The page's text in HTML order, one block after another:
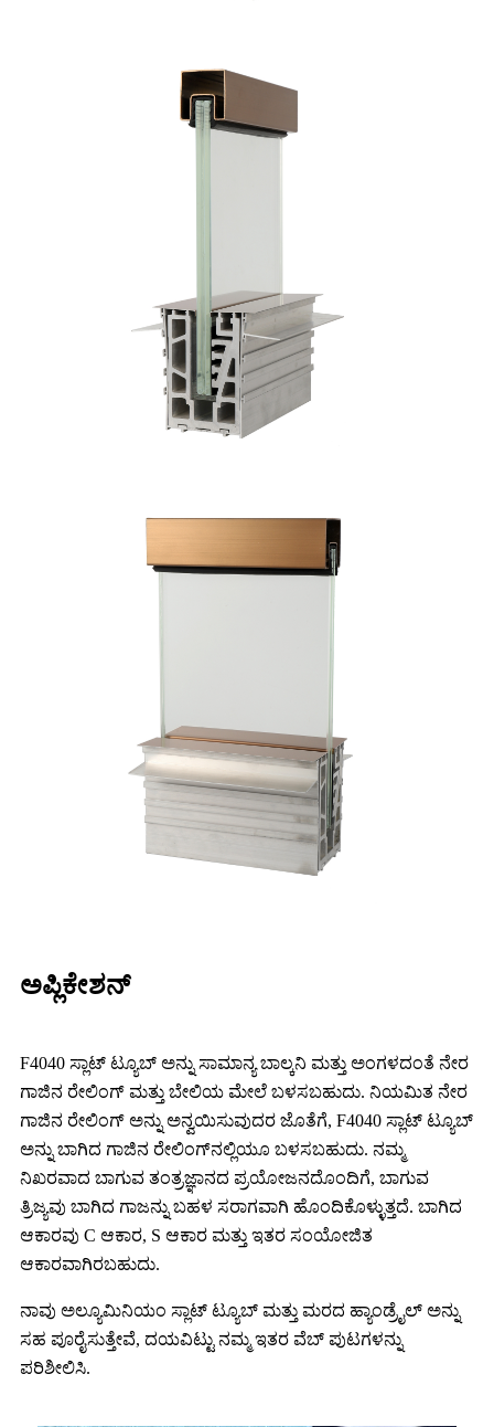
ಅಪ್ಲಿಕೇಶನ್
F4040 ಸ್ಲಾಟ್ ಟ್ಯೂಬ್ ಅನ್ನು ಸಾಮಾನ್ಯ ಬಾಲ್ಕನಿ ಮತ್ತು ಅಂಗಳದಂತೆ ನೇರ
ಗಾಜಿನ ರೇಲಿಂಗ್ ಮತ್ತು ಬೇಲಿಯ ಮೇಲೆ ಬಳಸಬಹುದು. ನಿಯಮಿತ ನೇರ
ಗಾಜಿನ ರೇಲಿಂಗ್ ಅನ್ನು ಅನ್ವಯಿಸುವುದರ ಜೊತೆಗೆ, F4040 ಸ್ಲಾಟ್ ಟ್ಯೂಬ್
ಅನ್ನು ಬಾಗಿದ ಗಾಜಿನ ರೇಲಿಂಗ್‌ನಲ್ಲಿಯೂ ಬಳಸಬಹುದು. ನಮ್ಮ
ನಿಖರವಾದ ಬಾಗುವ ತಂತ್ರಜ್ಞಾನದ ಪ್ರಯೋಜನದೊಂದಿಗೆ, ಬಾಗುವ
ತ್ರಿಜ್ಯವು ಬಾಗಿದ ಗಾಜನ್ನು ಬಹಳ ಸರಾಗವಾಗಿ ಹೊಂದಿಕೊಳ್ಳುತ್ತದೆ. ಬಾಗಿದ
ಆಕಾರವು C ಆಕಾರ, S ಆಕಾರ ಮತ್ತು ಇತರ ಸಂಯೋಜಿತ
ಆಕಾರವಾಗಿರಬಹುದು.
ನಾವು ಅಲ್ಯೂಮಿನಿಯಂ ಸ್ಲಾಟ್ ಟ್ಯೂಬ್ ಮತ್ತು ಮರದ ಹ್ಯಾಂಡ್ರೈಲ್ ಅನ್ನು
ಸಹ ಪೂರೈಸುತ್ತೇವೆ, ದಯವಿಟ್ಟು ನಮ್ಮ ಇತರ ವೆಬ್ ಪುಟಗಳನ್ನು
ಪರಿಶೀಲಿಸಿ.